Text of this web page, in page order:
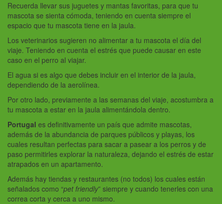
Recuerda llevar sus juguetes y mantas favoritas, para que tu
mascota se sienta cómoda, teniendo en cuenta siempre el
espacio que tu mascota tiene en la jaula.
Los veterinarios sugieren no alimentar a tu mascota el día del
viaje. Teniendo en cuenta el estrés que puede causar en este
caso en el perro al viajar.
El agua si es algo que debes incluir en el interior de la jaula,
dependiendo de la aerolínea.
Por otro lado, previamente a las semanas del viaje, acostumbra a
tu mascota a estar en la jaula alimentándola dentro.
Portugal es definitivamente un país que admite mascotas,
además de la abundancia de parques públicos y playas, los
cuales resultan perfectas para sacar a pasear a los perros y de
paso permitirles explorar la naturaleza, dejando el estrés de estar
atrapados en un apartamento.
Además hay tiendas y restaurantes (no todos) los cuales están
señalados como “pet friendly” siempre y cuando tenerles con una
correa corta y cerca a uno mismo.